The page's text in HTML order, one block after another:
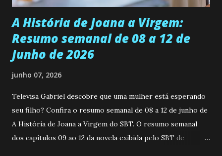
A História de Joana a Virgem:
Resumo semanal de 08 a 12 de
Junho de 2026
junho 07, 2026
Televisa Gabriel descobre que uma mulher está esperando
seu filho? Confira o resumo semanal de 08 a 12 de junho de
A História de Joana a Virgem do SBT. O resumo semanal
dos capitulos 09 ao 12 da novela exibida pelo SBT de